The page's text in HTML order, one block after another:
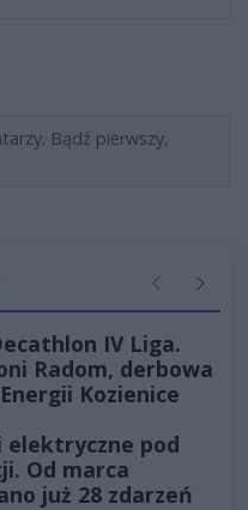
Bądź pierwszy,
Poprzednie
IV Liga.
Radom, derbowa
Kozienice
elektryczne pod
Od marca
już 28 zdarzeń